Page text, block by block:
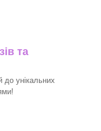
та
унікальних